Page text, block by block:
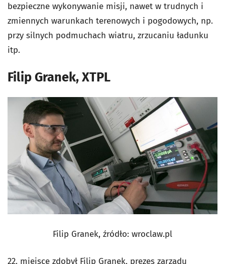
bezpieczne wykonywanie misji, nawet w trudnych i
zmiennych warunkach terenowych i pogodowych, np.
przy silnych podmuchach wiatru, zrzucaniu ładunku
itp.
Filip Granek, XTPL
Filip Granek, źródło: wroclaw.pl
22. miejsce zdobył Filip Granek, prezes zarządu